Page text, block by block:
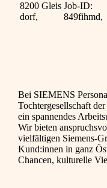
8200 Gleis
dorf,
Job-ID:
849fihmd,
Bei SIEMENS
Tochtergesellschaft
ein spannendes
Wir bieten
vielfältigen Siemens-
Kund:innen in ganz
Chancen, kulturelle